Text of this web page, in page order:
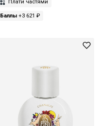
Плати частями
Баллы+3 621 ₽